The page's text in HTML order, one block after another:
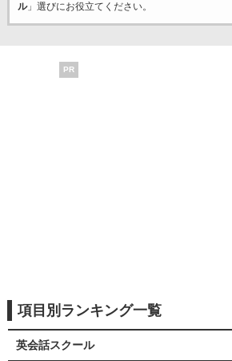
ル」選びにお役立てください。
PR
項目別ランキング一覧
英会話スクール